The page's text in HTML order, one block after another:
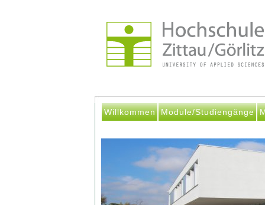
Willkommen Module/Studiengänge